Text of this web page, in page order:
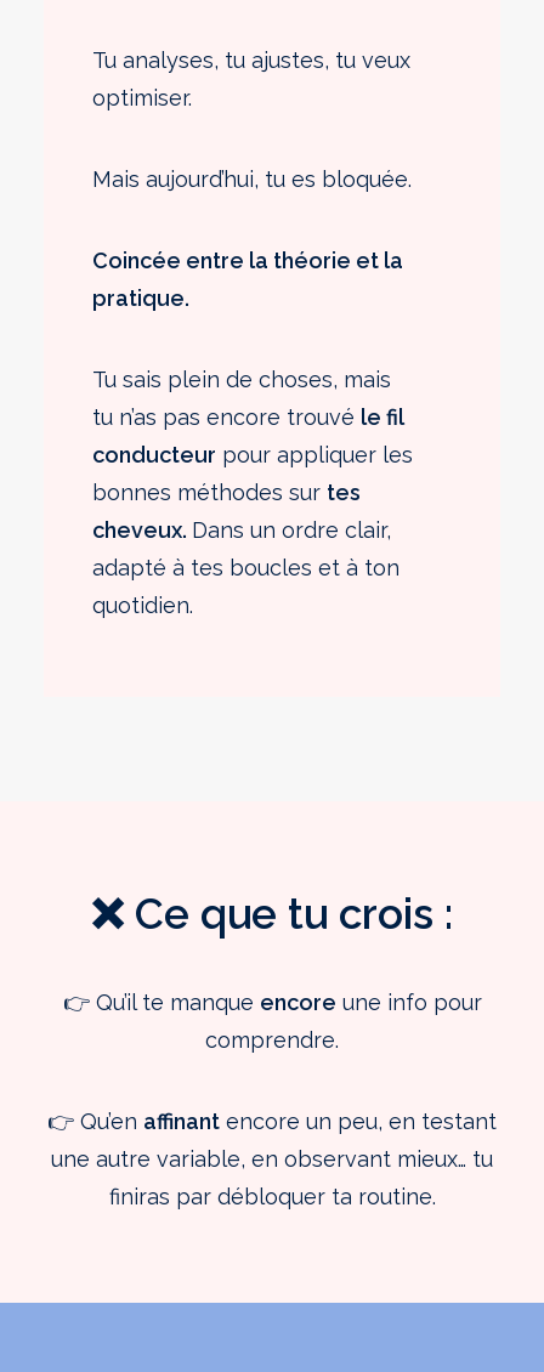
Tu analyses, tu ajustes, tu veux
optimiser.
Mais aujourd’hui, tu es bloquée.
Coincée entre la théorie et la
pratique.
Tu sais plein de choses, mais
tu n’as pas encore trouvé le fil
conducteur pour appliquer les
bonnes méthodes sur tes
cheveux. Dans un ordre clair,
adapté à tes boucles et à ton
quotidien.
❌ Ce que tu crois :
👉 Qu’il te manque encore une info pour
comprendre.
👉 Qu’en affinant encore un peu, en testant
une autre variable, en observant mieux… tu
finiras par débloquer ta routine.